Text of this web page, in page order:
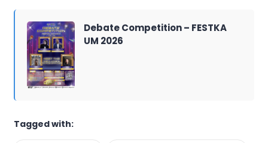
Debate Competition – FESTKA
UM 2026
Tagged with: